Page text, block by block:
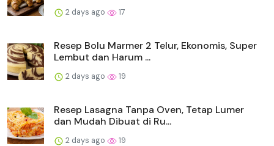
2 days ago 17
Resep Bolu Marmer 2 Telur, Ekonomis, Super
Lembut dan Harum ...
2 days ago 19
Resep Lasagna Tanpa Oven, Tetap Lumer
dan Mudah Dibuat di Ru...
2 days ago 19